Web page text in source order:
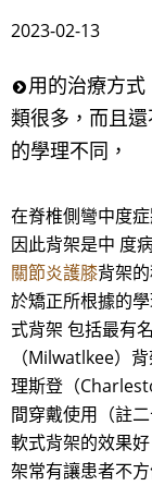
2023-02-13
用的治療方
類很多，而且
的學理不同，
在脊椎側彎中度
因此背架是中 度
關節炎護膝背架
於矯正所根據的
式背架 包括最有
（Milwatlkee）
理斯登（
間穿戴使用（註
軟式背架的效果
架常有讓患者不